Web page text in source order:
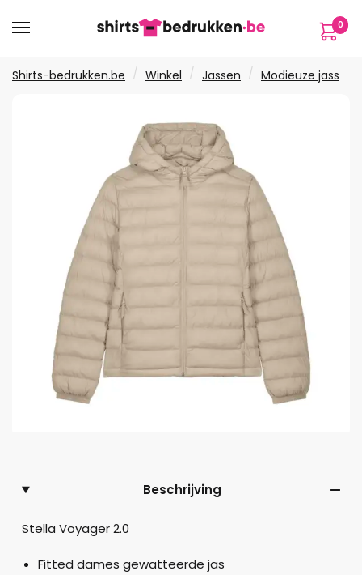
naar
naar
inhoud
0
Shirts-bedrukken.be / Winkel / Jassen / Modieuze jassen
Beschrijving
Stella Voyager 2.0
Fitted dames gewatteerde jas